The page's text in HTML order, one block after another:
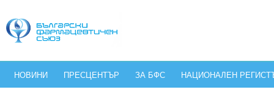
НОВИНИ ПРЕСЦЕНТЪР ЗА БФС НАЦИОНАЛЕН